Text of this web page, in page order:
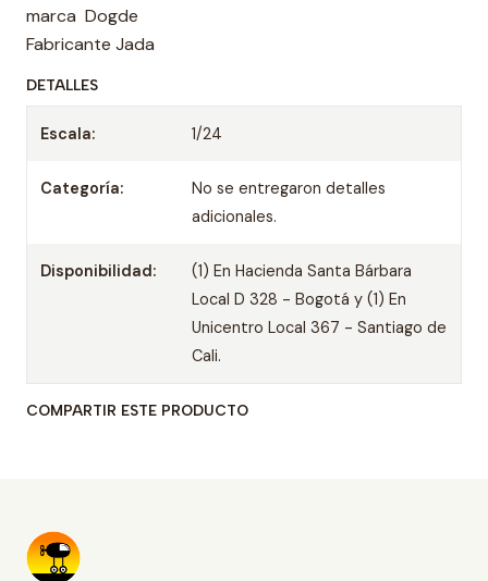
marca Dogde
Fabricante Jada
DETALLES
Escala: 1/24
Categoría:
No se entregaron detalles
adicionales.
Disponibilidad:
(1) En Hacienda Santa Bárbara
Local D 328 - Bogotá y (1) En
Unicentro Local 367 - Santiago de
Cali.
COMPARTIR ESTE PRODUCTO